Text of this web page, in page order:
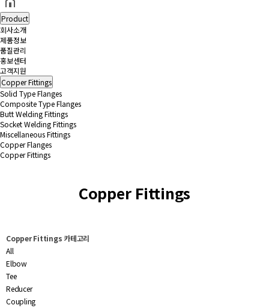
Product
회사소개
제품정보
품질관리
홍보센터
고객지원
Copper Fittings
Solid Type Flanges
Composite Type Flanges
Butt Welding Fittings
Socket Welding Fittings
Miscellaneous Fittings
Copper Flanges
Copper Fittings
Copper Fittings
Copper Fittings 카테고리
All
Elbow
Tee
Reducer
Coupling